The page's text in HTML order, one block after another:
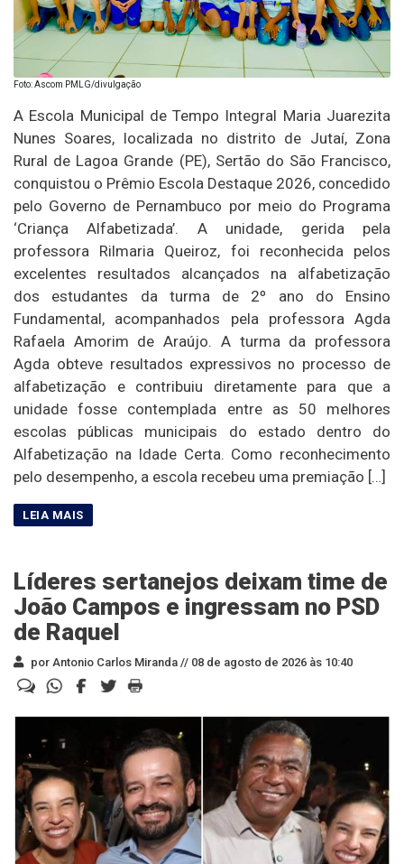
Foto: Ascom PMLG/divulgação
A Escola Municipal de Tempo Integral Maria Juarezita
Nunes Soares, localizada no distrito de Jutaí, Zona
Rural de Lagoa Grande (PE), Sertão do São Francisco,
conquistou o Prêmio Escola Destaque 2026, concedido
pelo Governo de Pernambuco por meio do Programa
‘Criança Alfabetizada’. A unidade, gerida pela
professora Rilmaria Queiroz, foi reconhecida pelos
excelentes resultados alcançados na alfabetização
dos estudantes da turma de 2º ano do Ensino
Fundamental, acompanhados pela professora Agda
Rafaela Amorim de Araújo. A turma da professora
Agda obteve resultados expressivos no processo de
alfabetização e contribuiu diretamente para que a
unidade fosse contemplada entre as 50 melhores
escolas públicas municipais do estado dentro do
Alfabetização na Idade Certa. Como reconhecimento
pelo desempenho, a escola recebeu uma premiação […]
Líderes sertanejos deixam time de
João Campos e ingressam no PSD
de Raquel
por Antonio Carlos Miranda // 08 de agosto de 2026 às 10:40